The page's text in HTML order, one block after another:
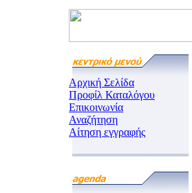
Αρχική Σελίδα
Προφίλ Καταλόγου
Επικοινωνία
Αναζήτηση
Αίτηση εγγραφής